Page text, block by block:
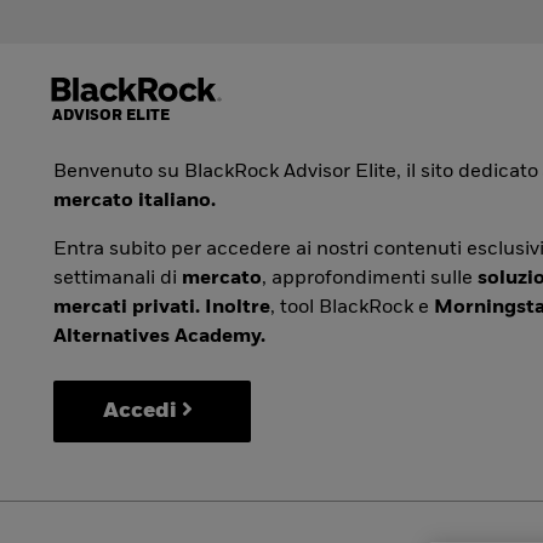
Benvenuto su BlackRock Advisor Elite, il sito dedicato
mercato italiano.
Entra subito per accedere ai nostri contenuti
settimanali di mercato, approfondimenti sulle
mercati privati. Inoltre, tool BlackRock e
Alternatives Academy.
Accedi